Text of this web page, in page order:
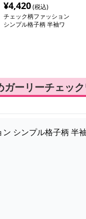
¥4,420(税込)
チェック柄ファッション
シンプル格子柄 半袖ワ
ガーリーチェッ